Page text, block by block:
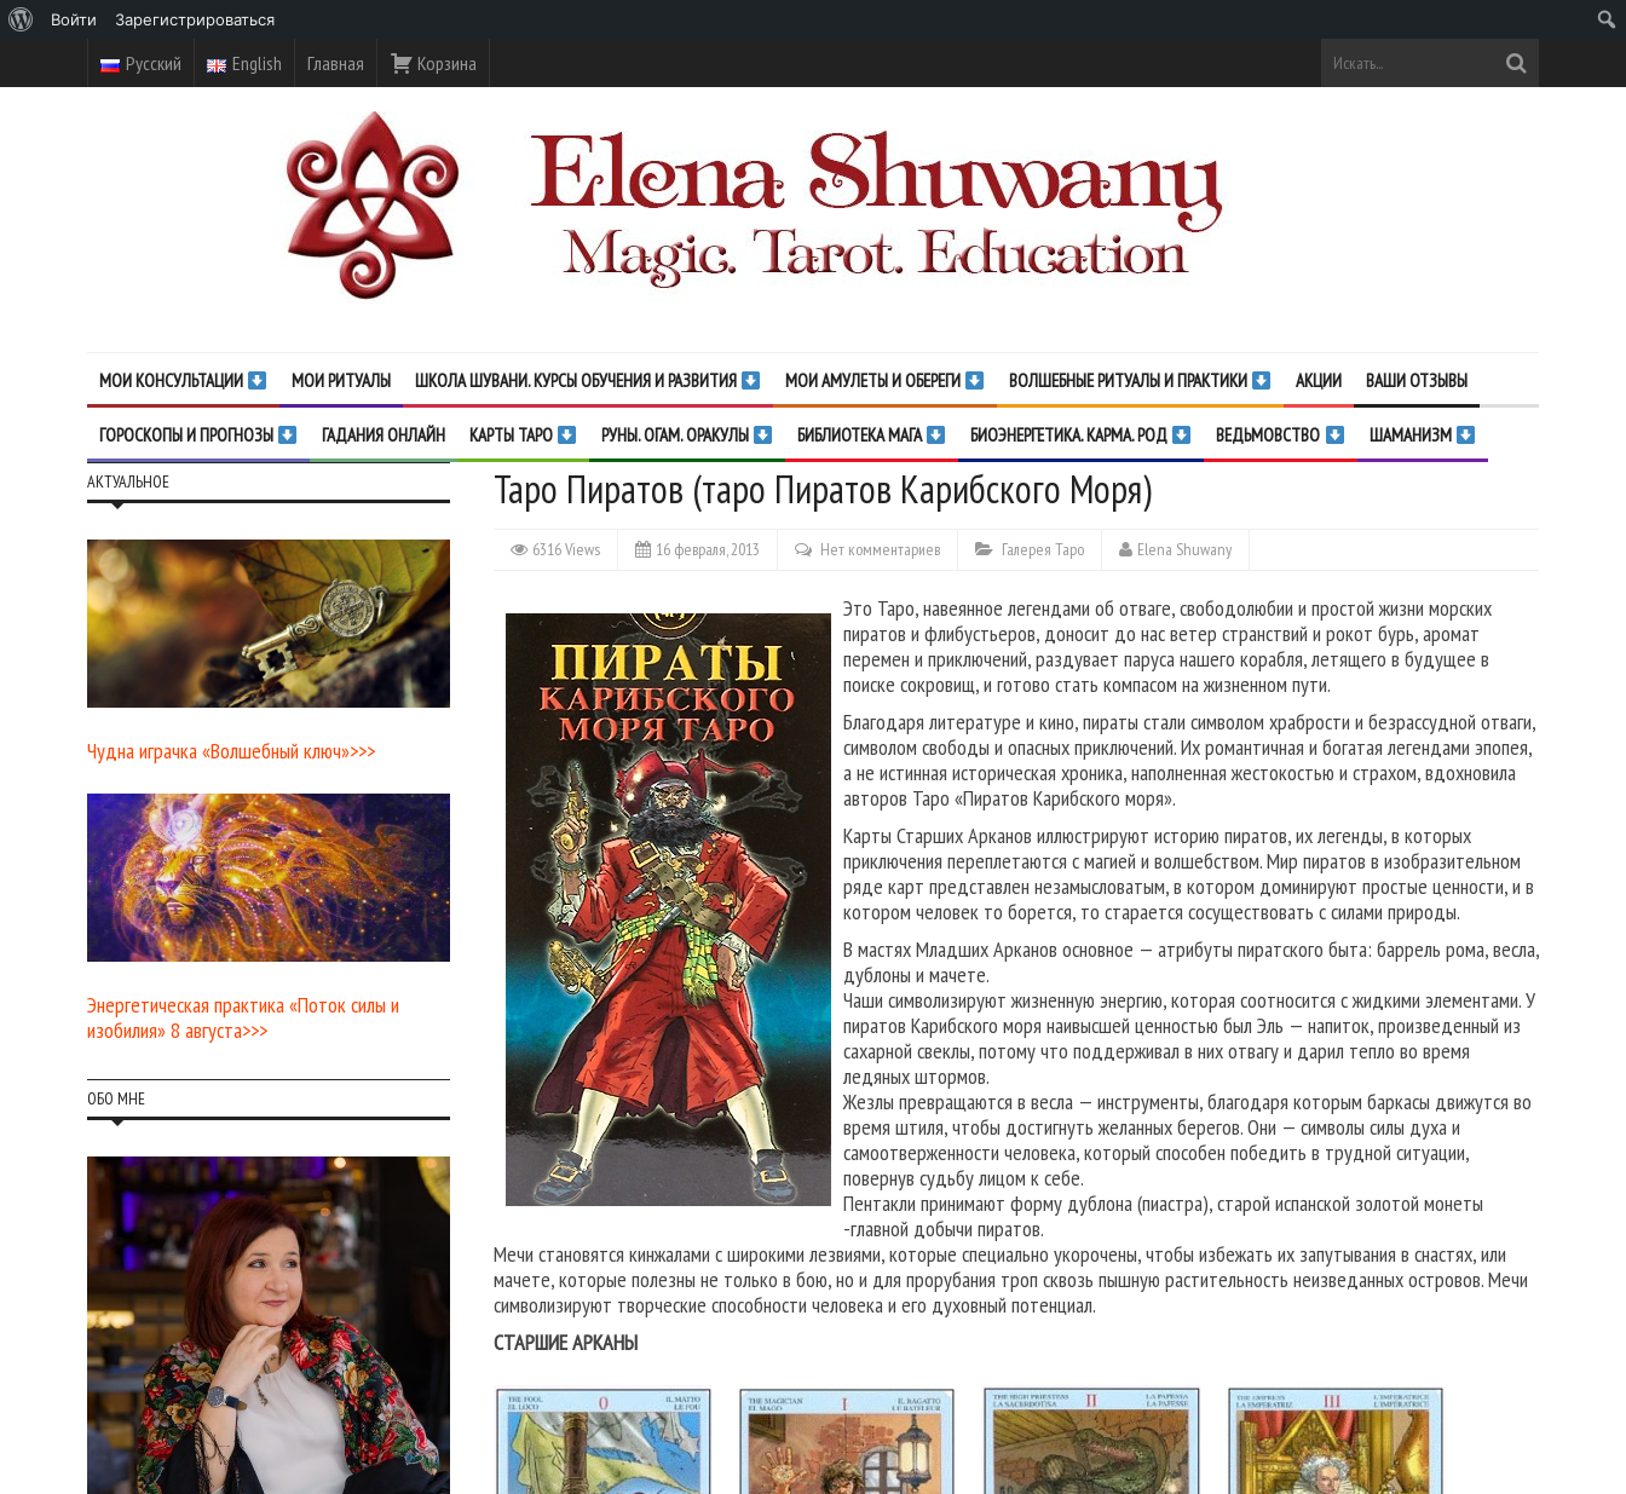
Русский English Главная Корзина
МОИ КОНСУЛЬТАЦИИ МОИ РИТУАЛЫ ШКОЛА ШУВАНИ. КУРСЫ ОБУЧЕНИЯ И РАЗВИТИЯ МОИ АМУЛЕТЫ И ОБЕРЕГИ ВОЛШЕБНЫЕ РИТУАЛЫ И ПРАКТИКИ АКЦИИ ВАШИ ОТЗЫВЫ
ГОРОСКОПЫ И ПРОГНОЗЫ ГАДАНИЯ ОНЛАЙН КАРТЫ ТАРО РУНЫ. ОГАМ. ОРАКУЛЫ БИБЛИОТЕКА МАГА БИОЭНЕРГЕТИКА. КАРМА. РОД ВЕДЬМОВСТВО ШАМАНИЗМ
Таро Пиратов (таро Пиратов Карибского Моря)
6316 Views 16 февраля, 2013 Нет комментариев Галерея Таро Elena Shuwany
Это Таро, навеянное легендами об отваге, свободолюбии и простой жизни морских
пиратов и флибустьеров, доносит до нас ветер странствий и рокот бурь, аромат
перемен и приключений, раздувает паруса нашего корабля, летящего в будущее в
поиске сокровищ, и готово стать компасом на жизненном пути.
Благодаря литературе и кино, пираты стали символом храбрости и безрассудной отваги,
символом свободы и опасных приключений. Их романтичная и богатая легендами эпопея,
а не истинная историческая хроника, наполненная жестокостью и страхом, вдохновила
авторов Таро «Пиратов Карибского моря».
Карты Старших Арканов иллюстрируют историю пиратов, их легенды, в которых
приключения переплетаются с магией и волшебством. Мир пиратов в изобразительном
ряде карт представлен незамысловатым, в котором доминируют простые ценности, и в
котором человек то борется, то старается сосуществовать с силами природы.
В мастях Младших Арканов основное — атрибуты пиратского быта: баррель рома, весла,
дублоны и мачете.
Чаши символизируют жизненную энергию, которая соотносится с жидкими элементами. У
пиратов Карибского моря наивысшей ценностью был Эль — напиток, произведенный из
сахарной свеклы, потому что поддерживал в них отвагу и дарил тепло во время
ледяных штормов.
Жезлы превращаются в весла — инструменты, благодаря которым баркасы движутся во
время штиля, чтобы достигнуть желанных берегов. Они — символы силы духа и
самоотверженности человека, который способен победить в трудной ситуации,
повернув судьбу лицом к себе.
Пентакли принимают форму дублона (пиастра), старой испанской золотой монеты
-главной добычи пиратов.
Мечи становятся кинжалами с широкими лезвиями, которые специально укорочены, чтобы избежать их запутывания в снастях, или
мачете, которые полезны не только в бою, но и для прорубания троп сквозь пышную растительность неизведанных островов. Мечи
символизируют творческие способности человека и его духовный потенциал.
СТАРШИЕ АРКАНЫ
АКТУАЛЬНОЕ
Чудна играчка «Волшебный ключ»>>>
Энергетическая практика «Поток силы и
изобилия» 8 августа>>>
ОБО МНЕ
WordPress
Войти Зарегистрироваться